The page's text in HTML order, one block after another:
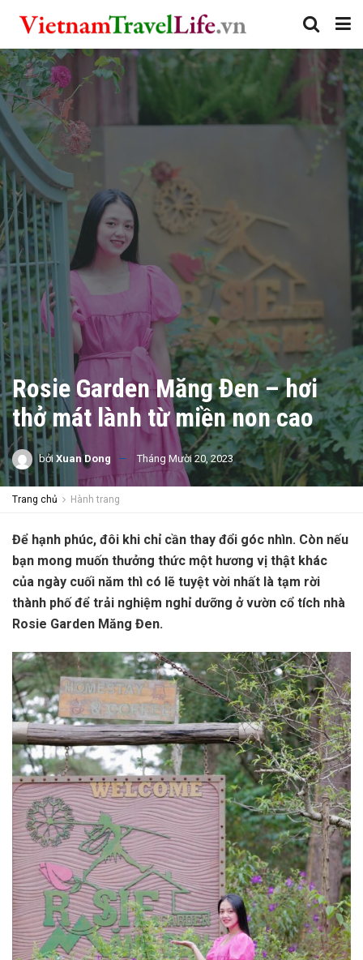
Rosie Garden Măng Đen – hơi
thở mát lành từ miền non cao
bởi Xuan Dong Tháng Mười 20, 2023
Trang chủ Hành trang
Để hạnh phúc, đôi khi chỉ cần thay đổi góc nhìn. Còn nếu
bạn mong muốn thưởng thức một hương vị thật khác
của ngày cuối năm thì có lẽ tuyệt vời nhất là tạm rời
thành phố để trải nghiệm nghỉ dưỡng ở vườn cổ tích nhà
Rosie Garden Măng Đen.